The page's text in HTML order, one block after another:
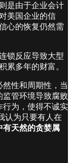
是由于企业会计
美国企业的信
心的恢复仍然需
锁反应导致大型
累多年的财富。
性和周期性，当
管环境导致腐败
行为，使得不诚实
认为只要有人在
有天然的贪婪属